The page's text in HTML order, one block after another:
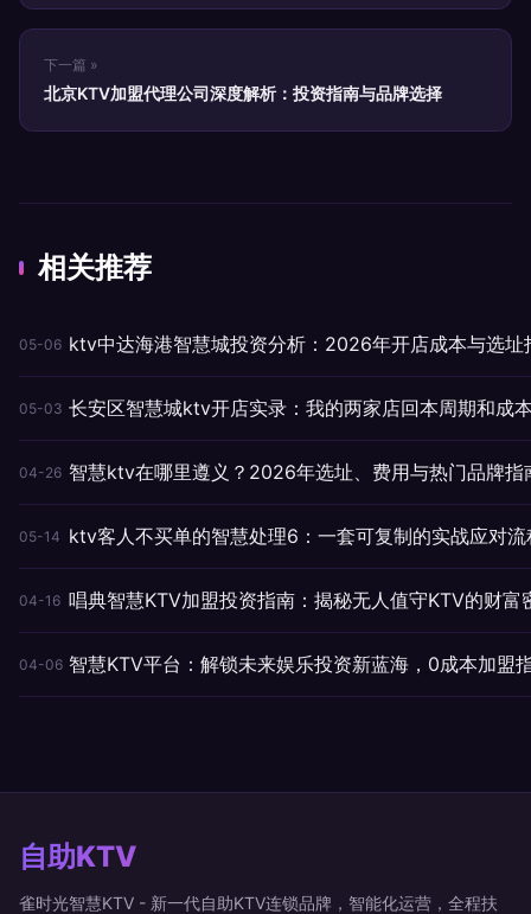
下一篇 »
北京KTV加盟代理公司深度解析：投资指南与品牌选择
相关推荐
05-06 ktv中达海港智慧城投资分析：2026年开店成本与选址
05-03 长安区智慧城ktv开店实录：我的两家店回本周期和成
04-26 智慧ktv在哪里遵义？2026年选址、费用与热门品牌指
05-14 ktv客人不买单的智慧处理6：一套可复制的实战应对流
04-16 唱典智慧KTV加盟投资指南：揭秘无人值守KTV的财富
04-06 智慧KTV平台：解锁未来娱乐投资新蓝海，0成本加盟
自助KTV
雀时光智慧KTV - 新一代自助KTV连锁品牌，智能化运营，全程扶